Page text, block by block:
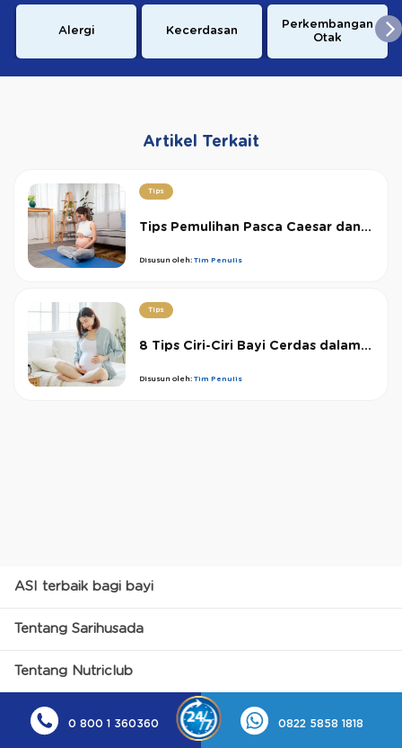
Alergi Kecerdasan
Perkembangan
Otak
Artikel Terkait
Tips
Tips Pemulihan Pasca Caesar dan...
Disusun oleh: Tim Penulis
Tips
8 Tips Ciri-Ciri Bayi Cerdas dalam...
Disusun oleh: Tim Penulis
ASI terbaik bagi bayi
Tentang Sarihusada
Tentang Nutriclub
0 800 1 360360 0822 5858 1818